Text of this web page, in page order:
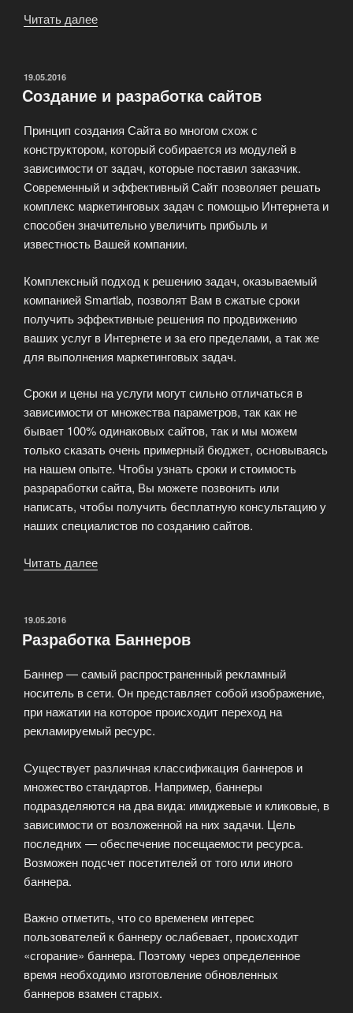
Читать далее
убедительно!»
ОПУБЛИКОВАНО
19.05.2016
Cоздание и разработка сайтов
Принцип создания Сайта во многом схож с
конструктором, который собирается из модулей в
зависимости от задач, которые поставил заказчик.
Современный и эффективный Сайт позволяет решать
комплекс маркетинговых задач с помощью Интернета и
способен значительно увеличить прибыль и
известность Вашей компании.
Комплексный подход к решению задач, оказываемый
компанией Smartlab, позволят Вам в сжатые сроки
получить эффективные решения по продвижению
ваших услуг в Интернете и за его пределами, а так же
для выполнения маркетинговых задач.
Сроки и цены на услуги могут сильно отличаться в
зависимости от множества параметров, так как не
бывает 100% одинаковых сайтов, так и мы можем
только сказать очень примерный бюджет, основываясь
на нашем опыте. Чтобы узнать сроки и стоимость
разраработки сайта, Вы можете позвонить или
написать, чтобы получить бесплатную консультацию у
наших специалистов по созданию сайтов.
Читать далее
ОПУБЛИКОВАНО
19.05.2016
Разработка Баннеров
Баннер — самый распространенный рекламный
носитель в сети. Он представляет собой изображение,
при нажатии на которое происходит переход на
рекламируемый ресурс.
Существует различная классификация баннеров и
множество стандартов. Например, баннеры
подразделяются на два вида: имиджевые и кликовые, в
зависимости от возложенной на них задачи. Цель
последних — обеспечение посещаемости ресурса.
Возможен подсчет посетителей от того или иного
баннера.
Важно отметить, что со временем интерес
пользователей к баннеру ослабевает, происходит
«сгорание» баннера. Поэтому через определенное
время необходимо изготовление обновленных
баннеров взамен старых.